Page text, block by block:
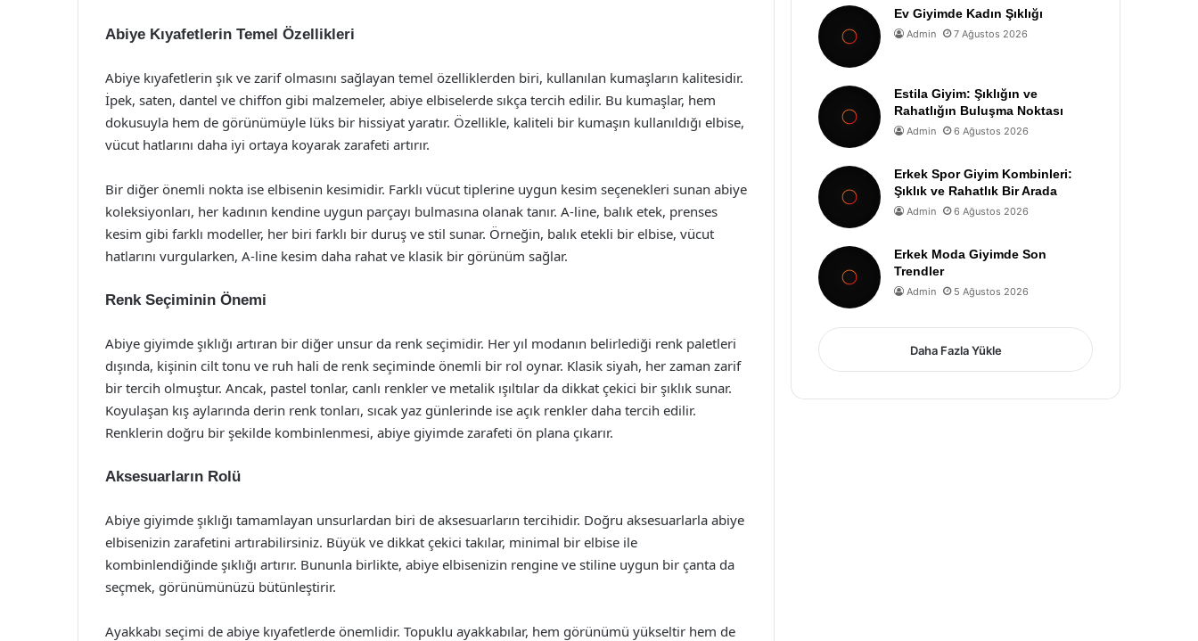
Abiye Kıyafetlerin Temel Özellikleri
Abiye kıyafetlerin şık ve zarif olmasını sağlayan temel özelliklerden biri, kullanılan kumaşların kalitesidir.
İpek, saten, dantel ve chiffon gibi malzemeler, abiye elbiselerde sıkça tercih edilir. Bu kumaşlar, hem
dokusuyla hem de görünümüyle lüks bir hissiyat yaratır. Özellikle, kaliteli bir kumaşın kullanıldığı elbise,
vücut hatlarını daha iyi ortaya koyarak zarafeti artırır.
Bir diğer önemli nokta ise elbisenin kesimidir. Farklı vücut tiplerine uygun kesim seçenekleri sunan abiye
koleksiyonları, her kadının kendine uygun parçayı bulmasına olanak tanır. A-line, balık etek, prenses
kesim gibi farklı modeller, her biri farklı bir duruş ve stil sunar. Örneğin, balık etekli bir elbise, vücut
hatlarını vurgularken, A-line kesim daha rahat ve klasik bir görünüm sağlar.
Renk Seçiminin Önemi
Abiye giyimde şıklığı artıran bir diğer unsur da renk seçimidir. Her yıl modanın belirlediği renk paletleri
dışında, kişinin cilt tonu ve ruh hali de renk seçiminde önemli bir rol oynar. Klasik siyah, her zaman zarif
bir tercih olmuştur. Ancak, pastel tonlar, canlı renkler ve metalik ışıltılar da dikkat çekici bir şıklık sunar.
Koyulaşan kış aylarında derin renk tonları, sıcak yaz günlerinde ise açık renkler daha tercih edilir.
Renklerin doğru bir şekilde kombinlenmesi, abiye giyimde zarafeti ön plana çıkarır.
Aksesuarların Rolü
Abiye giyimde şıklığı tamamlayan unsurlardan biri de aksesuarların tercihidir. Doğru aksesuarlarla abiye
elbisenizin zarafetini artırabilirsiniz. Büyük ve dikkat çekici takılar, minimal bir elbise ile
kombinlendiğinde şıklığı artırır. Bununla birlikte, abiye elbisenizin rengine ve stiline uygun bir çanta da
seçmek, görünümünüzü bütünleştirir.
Ayakkabı seçimi de abiye kıyafetlerde önemlidir. Topuklu ayakkabılar, hem görünümü yükseltir hem de
Ev Giyimde Kadın Şıklığı
Admin 7 Ağustos 2026
Estila Giyim: Şıklığın ve
Rahatlığın Buluşma Noktası
Admin 6 Ağustos 2026
Erkek Spor Giyim Kombinleri:
Şıklık ve Rahatlık Bir Arada
Admin 6 Ağustos 2026
Erkek Moda Giyimde Son
Trendler
Admin 5 Ağustos 2026
Daha Fazla Yükle